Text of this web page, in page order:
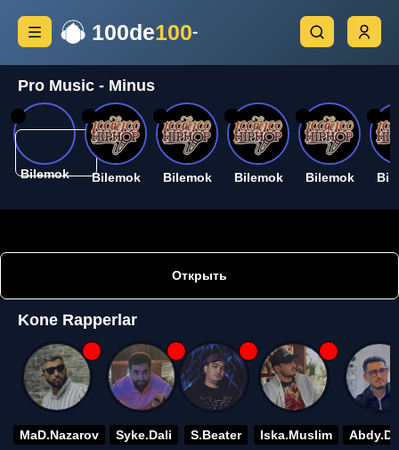
100de100
Pro Music - Minus
Bilemok Bilemok Bilemok Bilemok Bilemok
Открыть
Kone Rapperlar
MaD.Nazarov Syke.Dali S.Beater Iska.Muslim